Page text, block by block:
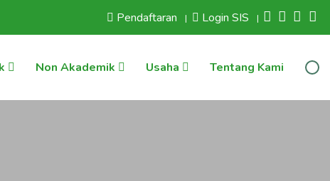
Pendaftaran | Login SIS |
Non Akademik Usaha Tentang Kami